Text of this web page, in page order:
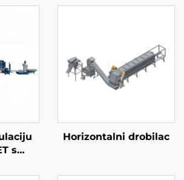
s
Horizontalni drobilac